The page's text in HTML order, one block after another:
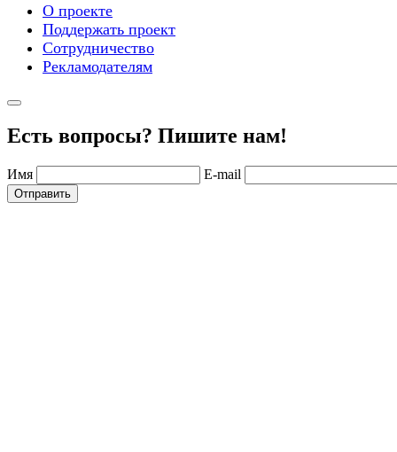
О проекте
Поддержать проект
Сотрудничество
Рекламодателям
Есть вопросы? Пишите нам!
Имя E-mail